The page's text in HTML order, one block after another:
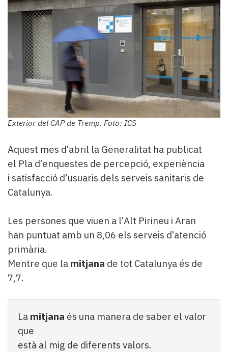
Exterior del CAP de Tremp. Foto: ICS
Aquest mes d’abril la Generalitat ha publicat
el Pla d’enquestes de percepció, experiència
i satisfacció d’usuaris dels serveis sanitaris de
Catalunya.
Les persones que viuen a l’Alt Pirineu i Aran
han puntuat amb un 8,06 els serveis d’atenció
primària.
Mentre que la mitjana de tot Catalunya és de
7,7.
La mitjana és una manera de saber el valor
que
està al mig de diferents valors.